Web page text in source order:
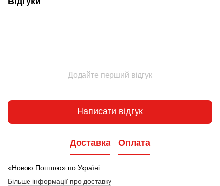
Додайте перший відгук
Написати відгук
Доставка Оплата
«Новою Поштою» по Україні
Більше інформації про доставку